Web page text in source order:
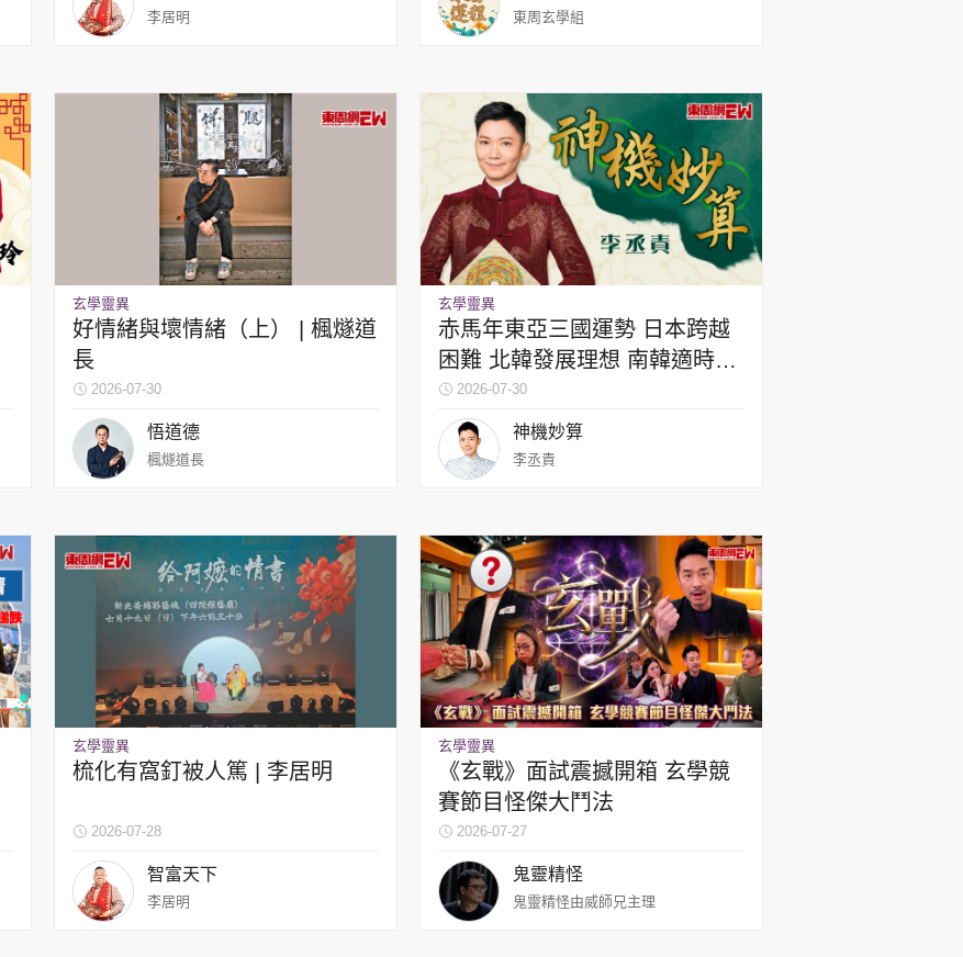
李居明 東周玄學組
玄學靈異
好情緒與壞情緒（上） | 楓燧道
長
2026-07-30
悟道德
楓燧道長
玄學靈異
赤馬年東亞三國運勢 日本跨越
困難 北韓發展理想 南韓適時應
變 | 李丞責
2026-07-30
神機妙算
李丞責
玄學靈異
梳化有窩釘被人篤 | 李居明
2026-07-28
智富天下
李居明
玄學靈異
《玄戰》面試震撼開箱 玄學競
賽節目怪傑大鬥法
2026-07-27
鬼靈精怪
鬼靈精怪由威師兄主理